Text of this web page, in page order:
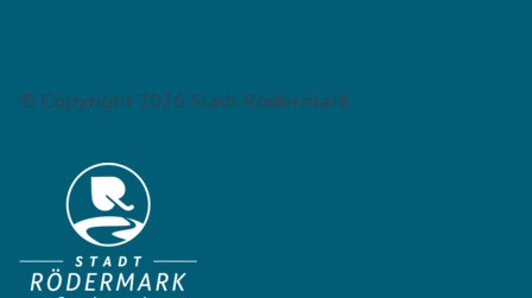
© Copyright 2026 Stadt Rödermark